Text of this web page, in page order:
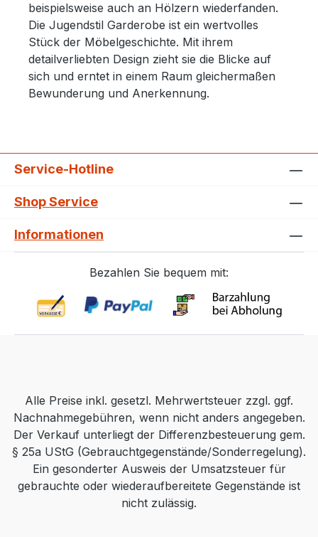
beispielsweise auch an Hölzern wiederfanden.
Die Jugendstil Garderobe ist ein wertvolles
Stück der Möbelgeschichte. Mit ihrem
detailverliebten Design zieht sie die Blicke auf
sich und erntet in einem Raum gleichermaßen
Bewunderung und Anerkennung.
Service-Hotline
Shop Service
Informationen
Bezahlen Sie bequem mit:
Alle Preise inkl. gesetzl. Mehrwertsteuer zzgl. ggf.
Nachnahmegebühren, wenn nicht anders angegeben.
Der Verkauf unterliegt der Differenzbesteuerung gem.
§ 25a UStG (Gebrauchtgegenstände/Sonderregelung).
Ein gesonderter Ausweis der Umsatzsteuer für
gebrauchte oder wiederaufbereitete Gegenstände ist
nicht zulässig.